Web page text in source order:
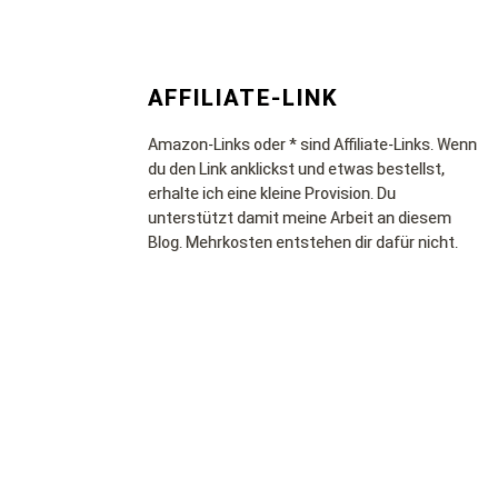
AFFILIATE-LINK
Amazon-Links oder * sind Affiliate-Links. Wenn
du den Link anklickst und etwas bestellst,
erhalte ich eine kleine Provision. Du
unterstützt damit meine Arbeit an diesem
Blog. Mehrkosten entstehen dir dafür nicht.